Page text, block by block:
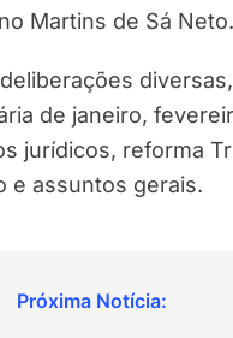
Martins de Sá Neto.
de janeiro,
jurídicos, reforma
e assuntos gerais.